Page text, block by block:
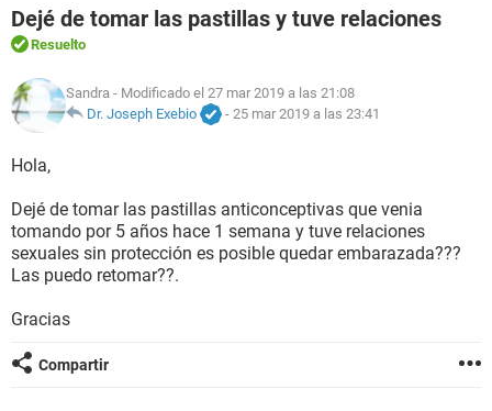
FAMILIA
NUTRICIÓN
SEXUALIDAD
GLOSARIO
Dejé de tomar las pastillas y tuve relaciones
Resuelto
Sandra - Modificado el 27 mar 2019 a las 21:08
Dr. Joseph Exebio
- 25 mar 2019 a las 23:41
Hola,
Dejé de tomar las pastillas anticonceptivas que venia
tomando por 5 años hace 1 semana y tuve relaciones
sexuales sin protección es posible quedar embarazada???
Las puedo retomar??.
Gracias
Compartir